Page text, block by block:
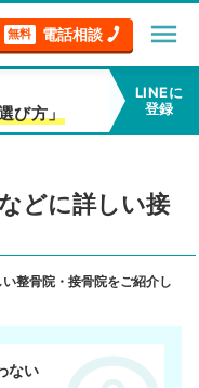
無料 電話相談 menu
び方」
LINEに
登録
どに詳しい接
整骨院・接骨院をご紹介し
ない